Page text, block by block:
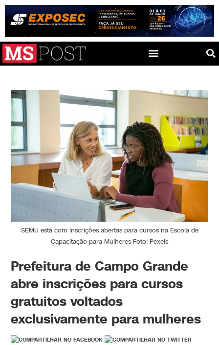
SEMU está com inscrições abertas para cursos na Escola de
Capacitação para Mulheres Foto: Pexels
Prefeitura de Campo Grande
abre inscrições para cursos
gratuitos voltados
exclusivamente para mulheres